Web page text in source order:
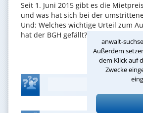
anwalt-
Außerdem
dem Klick auf
Zwecke
Seit 1. Juni 2015 gibt es die
und was hat sich bei der
Und: Welches wichtige Urteil zum
hat der BGH gefällt? ...